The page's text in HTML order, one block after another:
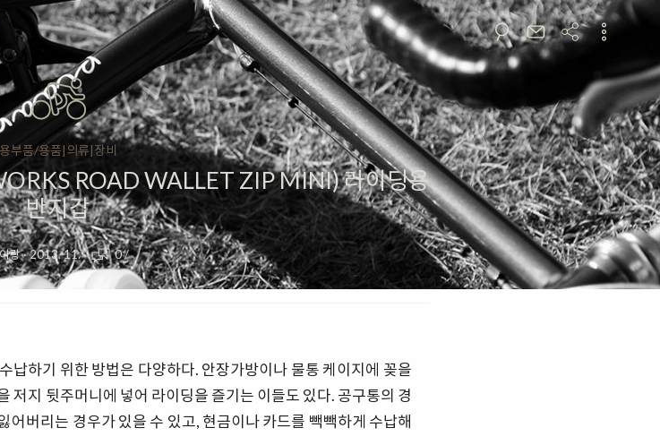
용부품/용품|의류|장비
ROAD WALLET ZIP MINI) 라이딩용
반지갑
랑·2013. 11.· 0/
납하기 위한 방법은 다양하다. 안장가방이나 물통 케이지에 꽂을
저지 뒷주머니에 넣어 라이딩을 즐기는 이들도 있다. 공구통의 경
어버리는 경우가 있을 수 있고, 현금이나 카드를 빽빽하게 수납해